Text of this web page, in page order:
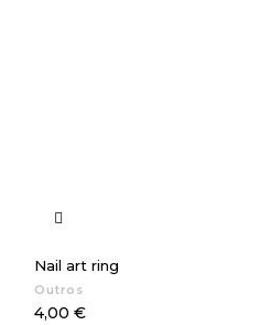
Nail art ring
Outros
Preço
4,00 €